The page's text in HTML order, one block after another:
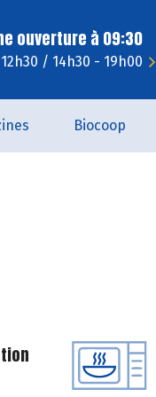
ouverture à 09:30
/ 14h30 - 19h00
Biocoop